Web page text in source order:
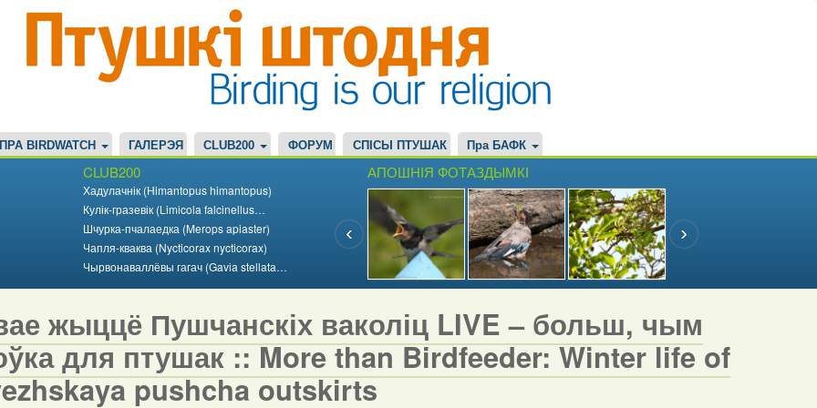
ПРА BIRDWATCH ГАЛЕРЭЯ CLUB200 ФОРУМ СПІСЫ ПТУШАК Пра БАФК
CLUB200
Хадулачнік (Himantopus himantopus)
Кулік-гразевік (Limicola falcinellus…
Шчурка-пчалаедка (Merops apiaster)
Чапля-кваква (Nycticorax nycticorax)
Чырвонаваллёвы гагач (Gavia stellata…
АПОШНІЯ ФОТАЗДЫМКІ
жыццё Пушчанскіх ваколіц LIVE – больш, чым
для птушак :: More than Birdfeeder: Winter life of
pushcha outskirts